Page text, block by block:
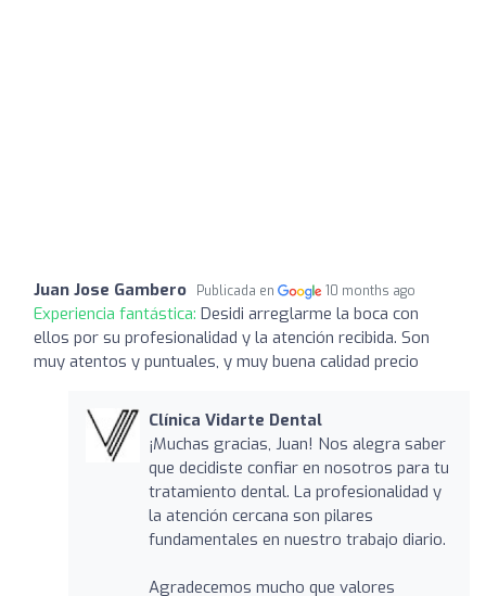
Juan Jose Gambero Publicada en 10 months ago
Experiencia fantástica: Desidi arreglarme la boca con
ellos por su profesionalidad y la atención recibida. Son
muy atentos y puntuales, y muy buena calidad precio
Clínica Vidarte Dental
¡Muchas gracias, Juan! Nos alegra saber
que decidiste confiar en nosotros para tu
tratamiento dental. La profesionalidad y
la atención cercana son pilares
fundamentales en nuestro trabajo diario.
Agradecemos mucho que valores